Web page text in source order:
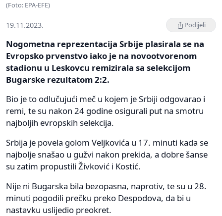
(Foto: EPA-EFE)
19.11.2023. Podijeli
Nogometna reprezentacija Srbije plasirala se na
Evropsko prvenstvo iako je na novootvorenom
stadionu u Leskovcu remizirala sa selekcijom
Bugarske rezultatom 2:2.
Bio je to odlučujući meč u kojem je Srbiji odgovarao i
remi, te su nakon 24 godine osigurali put na smotru
najboljih evropskih selekcija.
Srbija je povela golom Veljkovića u 17. minuti kada se
najbolje snašao u gužvi nakon prekida, a dobre šanse
su zatim propustili Živković i Kostić.
Nije ni Bugarska bila bezopasna, naprotiv, te su u 28.
minuti pogodili prečku preko Despodova, da bi u
nastavku uslijedio preokret.